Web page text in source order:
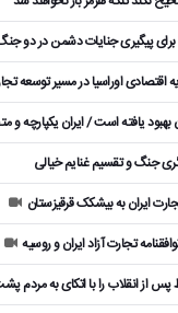
پیگیری جنایات دشمن در دو
اقتصادی اوراسیا در مسیر توسعه
بهبود یافته است / ایران یکپارچه
جنگ و تقسیم غنایم خیالی
ایران به بیشکک قرقیزستان
تجارت آزاد ایران و روسیه
از انقلاب را با اتکای به مردم